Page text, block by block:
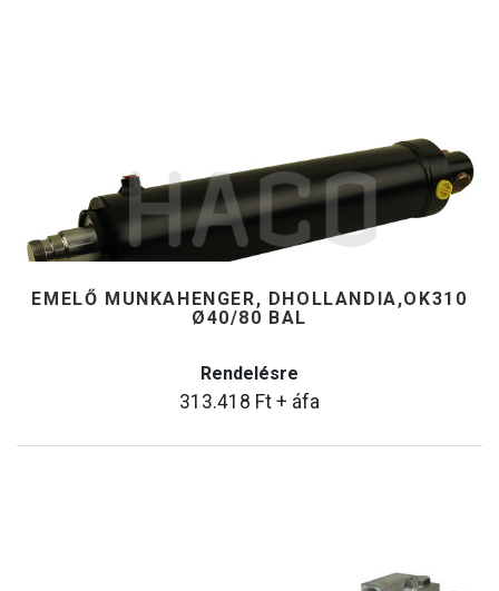
EMELŐ MUNKAHENGER, DHOLLANDIA,OK310
Ø40/80 BAL
Rendelésre
313.418 Ft + áfa